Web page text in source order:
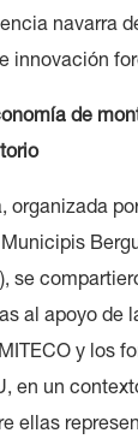
navarra
innovación
de
organizada
se
al apoyo de
y los
en un
ellas